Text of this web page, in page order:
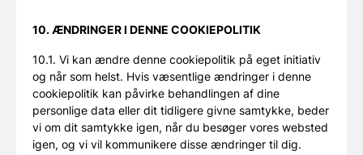
10. ÆNDRINGER I DENNE COOKIEPOLITIK
10.1. Vi kan ændre denne cookiepolitik på eget initiativ
og når som helst. Hvis væsentlige ændringer i denne
cookiepolitik kan påvirke behandlingen af dine
personlige data eller dit tidligere givne samtykke, beder
vi om dit samtykke igen, når du besøger vores websted
igen, og vi vil kommunikere disse ændringer til dig.